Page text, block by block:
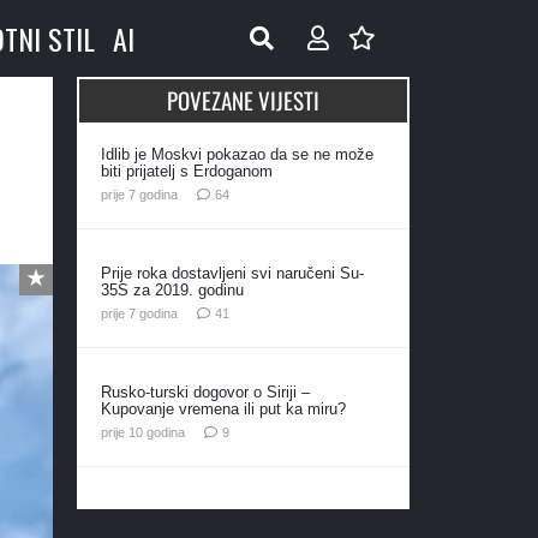
STIL AI
POVEZANE VIJESTI
Idlib je Moskvi pokazao da se ne može
biti prijatelj s Erdoganom
prije 7 godina 64komentara
Prije roka dostavljeni svi naručeni Su-
35S za 2019. godinu
prije 7 godina 41
Rusko-turski dogovor o Siriji –
Kupovanje vremena ili put ka miru?
prije 10 godina 9komentara